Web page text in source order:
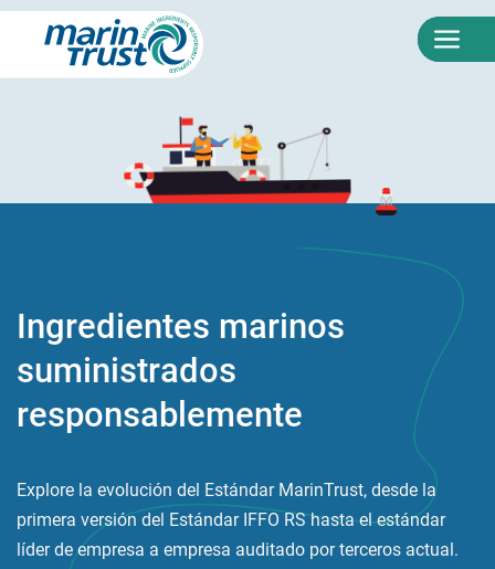
EN|
Ingredientes marinos
suministrados
responsablemente
Explore la evolución del Estándar MarinTrust, desde la
primera versión del Estándar IFFO RS hasta el estándar
líder de empresa a empresa auditado por terceros actual.